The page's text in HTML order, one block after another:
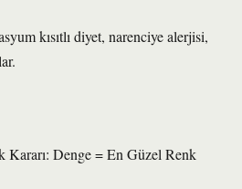
kısıtlı diyet, narenciye alerjisi,
Kararı: Denge = En Güzel Renk